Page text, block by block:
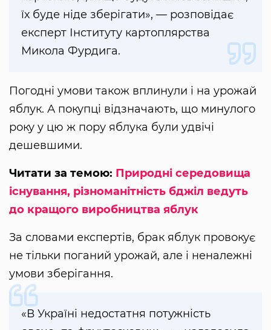
їх буде ніде зберігати», — розповідає
експерт Інституту картоплярства
Микола Фурдига.
Погодні умови також вплинули і на урожай
яблук. А покупці відзначають, що минулого
року у цю ж пору яблука були удвічі
дешевшими.
Читати за темою: Природні середовища
існування, різноманітність бджіл ведуть
до кращого виробництва яблук
За словами експертів, брак яблук провокує
не тільки поганий урожай, але і неналежні
умови зберігання.
«В Україні недостатня потужність